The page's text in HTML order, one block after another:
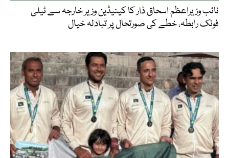
نائب وزیراعظم اسحاق ڈار کا کینیڈین وزیر خارجہ سے ٹیلی
فونک رابطہ، خطے کی صورتحال پر تبادلہ خیال